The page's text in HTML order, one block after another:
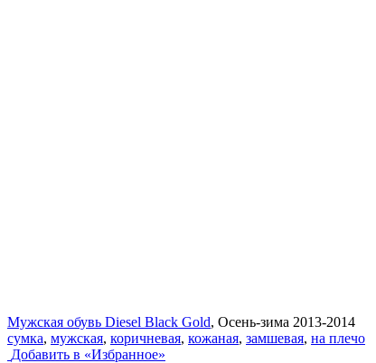
Мужская обувь Diesel Black Gold, Осень-зима 2013-2014
сумка, мужская, коричневая, кожаная, замшевая, на плечо
Добавить в «Избранное»